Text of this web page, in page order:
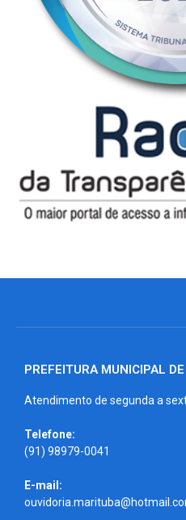
PREFEITURA MUNICIPAL
Atendimento de segunda a
Telefone:
(91) 98979-0041
E-mail: